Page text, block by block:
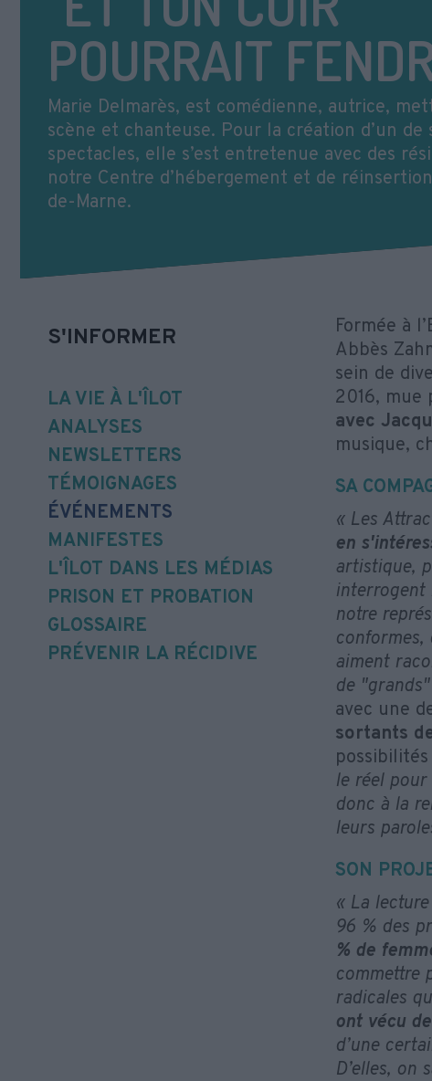
POURRAIT
Marie Delmarès, est comédienne, autrice,
scène et chanteuse. Pour la création d’un de
spectacles, elle s’est entretenue avec des
notre Centre d’hébergement et de
de-Marne.
S'INFORMER
LA VIE À L'ÎLOT
ANALYSES
NEWSLETTERS
TÉMOIGNAGES
ÉVÉNEMENTS
MANIFESTES
L'ÎLOT DANS LES MÉDIAS
PRISON ET PROBATION
GLOSSAIRE
PRÉVENIR LA RÉCIDIVE
Formée à
Abbès
sein de
2016, mue
avec
musique,
SA
« Les
en
artistique,
interrogent
notre
conformes,
aiment
de
avec une
sortants
le réel
donc à la
leurs
SON
« La
96 % des
% de
commettre
radicales
ont vécu
d’une
D’elles, on